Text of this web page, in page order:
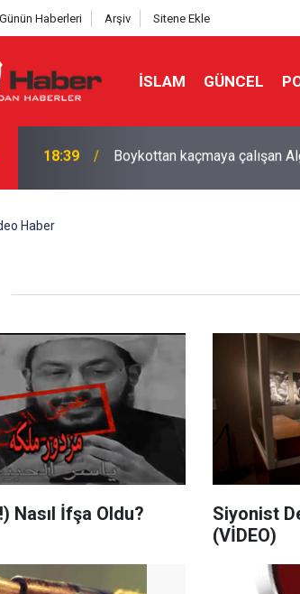
Günün Haberleri Arşiv Sitene Ekle
İSLAM GÜNCEL
18:29 Starbucks'tan 'Tarihi'
Haber
"İngiliz Şiiliği"(!) Nasıl İfşa Oldu?
Siyonist Devlet
(VİDEO)